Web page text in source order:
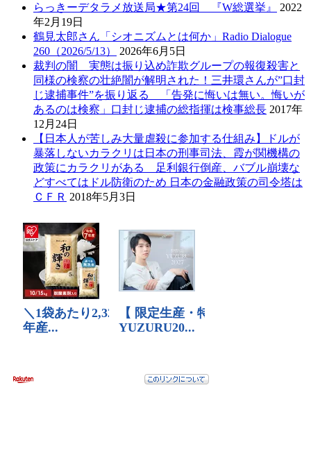
らっきーデタラメ放送局★第24回 『W総選挙』
2022
年2月19日
鶴見太郎さん「シオニズムとは何か」Radio Dialogue
260（2026/5/13）
2026年6月5日
裁判の闇 実態は振り込め詐欺グループの報復殺害と
同様の検察の壮絶闇が解明された！三井環さんが”口封
じ逮捕事件”を振り返る 「告発に悔いは無い。悔いが
あるのは検察」口封じ逮捕の総指揮は検事総長 2017年
12月24日
【日本人が苦しみ大量虐殺に参加する仕組み】ドルが
暴落しないカラクリは日本の刑事司法、霞が関機構の
政策にカラクリがある 足利銀行倒産、バブル崩壊な
どすべてはドル防衛のため 日本の金融政策の司令塔は
ＣＦＲ 2018年5月3日